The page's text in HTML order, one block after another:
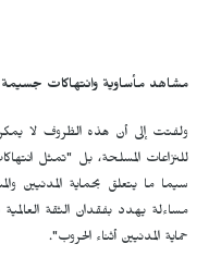
مشاهد مأساوية وانتهاكات جسيمة
ولفتت إلى أن هذه الظروف لا
للنزاعات المسلحة، بل "تمثل
سيما ما يتعلق بحماية المدنيين
مساءلة يهدد بفقدان الثقة العالمية
حماية المدنيين أثناء الحروب".